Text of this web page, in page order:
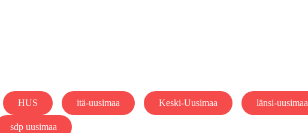
HUS itä-uusimaa Keski-Uusimaa länsi-uusimaa
sdp uusimaa